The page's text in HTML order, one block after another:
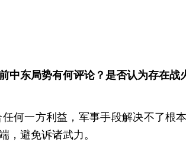
东局势有何评论？是否认为存在战
何一方利益，军事手段解决不了根
避免诉诸武力。